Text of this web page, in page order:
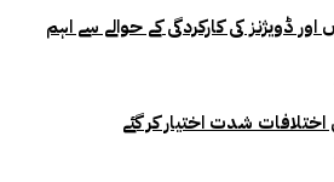
اور ڈویژنز کی کارکردگی کے حوالے سے اہم
شدت اختیار کر گئے